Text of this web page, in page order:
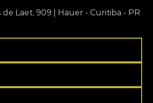
de Laet, 909 | Hauer - Curitiba - PR